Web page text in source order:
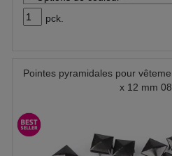
pck.
Pointes pyramidales pour
x 12 mm